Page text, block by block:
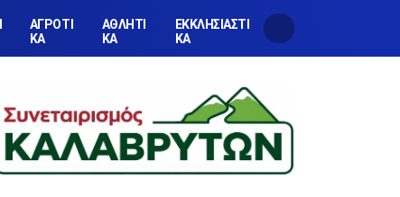
ΑΓΡΟΤΙ
ΚΑ
ΑΘΛΗΤΙ
ΚΑ
ΕΚΚΛΗΣΙΑΣΤΙ
ΚΑ